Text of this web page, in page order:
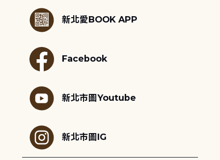
新北愛BOOK APP
Facebook
新北市圖Youtube
新北市圖IG